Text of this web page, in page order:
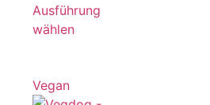
Ausführung
wählen
Vegan